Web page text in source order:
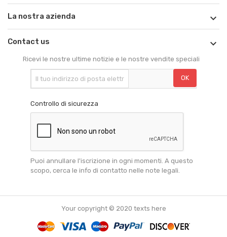
La nostra azienda 
Contact us 
Ricevi le nostre ultime notizie e le nostre vendite speciali
Controllo di sicurezza
Puoi annullare l'iscrizione in ogni momenti. A questo
scopo, cerca le info di contatto nelle note legali.
Your copyright © 2020 texts here